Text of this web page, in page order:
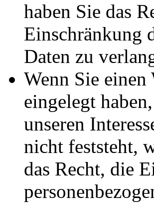
haben Sie das
Einschränkung
Daten zu
Wenn Sie
eingelegt
unseren
nicht feststeht,
das Recht, die